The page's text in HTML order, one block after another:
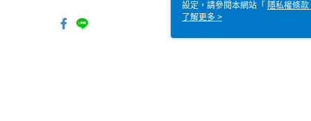
設定，請參閱本網站「 隱私權條款
使用 cookie。
了解更多 >